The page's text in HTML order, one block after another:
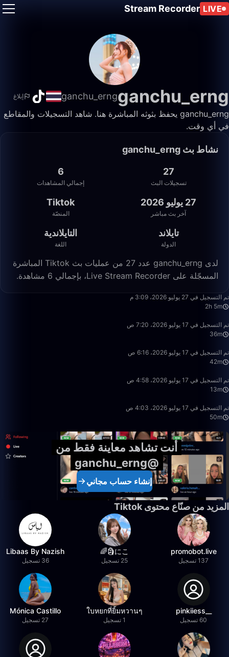
LIVE
Stream Recorder
ganchu_erng
ganchu_erng إبلاغ
ganchu_erng يحفظ بثوثه المباشرة هنا. شاهد التسجيلات والمقاطع
في أي وقت.
نشاط بث ganchu_erng
27
تسجيلات البث
6
إجمالي المشاهدات
27 يوليو 2026
آخر بث مباشر
Tiktok
المنصّة
تايلاند
الدولة
التايلاندية
اللغة
لدى ganchu_erng عدد 27 من عمليات بث Tiktok المباشرة
المسجّلة على Live Stream Recorder، بإجمالي 6 مشاهدة.
تم التسجيل في 27 يوليو 2026، 3:09 م
2h 5m
36:02
تم التسجيل في 17 يوليو 2026، 7:20 ص
36m
42:08
تم التسجيل في 17 يوليو 2026، 6:16 ص
42m
13:30
تم التسجيل في 17 يوليو 2026، 4:58 ص
13m
50:00
تم التسجيل في 17 يوليو 2026، 4:03 ص
50m
أنت تشاهد معاينة فقط من
@ganchu_erng
إنشاء حساب مجاني
المزيد من صنّاع محتوى Tiktok
promobot.live
137 تسجيل
にこ🗿🌈
25 تسجيل
Libaas By Nazish
36 تسجيل
60 تسجيل
ใบหยกที่ยิ้มหวานๆ
1 تسجيل
Mónica Castillo
27 تسجيل